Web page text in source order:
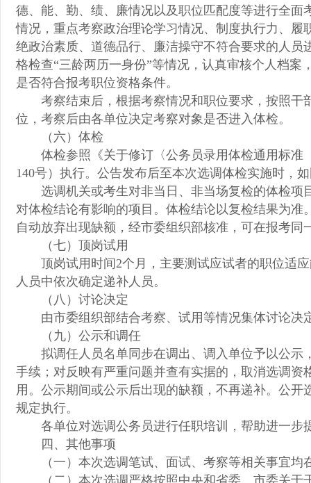
德、能、勤、绩、廉情况以及职位匹配度等进行全
情况，重点考察政治理论学习情况、制度执行力、
绝政治素质、道德品行、廉洁操守不符合要求的人
格检查“三龄两历一身份”等情况，认真审核个人档
是否符合报考职位资格条件。
考察结束后，根据考察情况和职位要求，按照
位，考察后由各单位决定考察对象是否进入体检。
（六）体检
体检参照《关于修订〈公务员录用体检通用标
140号）执行。公告发布后至本次选调体检实施时，
选调机关或考生对非当日、非当场复检的体检
对体检结论有影响的项目。体检结论以复检结果为
自动放弃出现缺额，经市委组织部核准，可在报考
（七）顶岗试用
顶岗试用时间2个月，主要测试应试者的职位适
人员中依次确定递补人员。
（八）讨论决定
由市委组织部结合考察、试用等情况集体讨论决
（九）公示和调任
拟调任人员名单同步在调出、调入单位予以公
手续；对反映有严重问题并查有实据的，取消选调
用。公示期间或公示后出现的缺额，不再递补。公
规定执行。
各单位对选调公务员进行任职培训，帮助进一
四、其他事项
（一）本次选调笔试、面试、考察等相关事宜
（二）本次选调严格按照中央和省委、市委关